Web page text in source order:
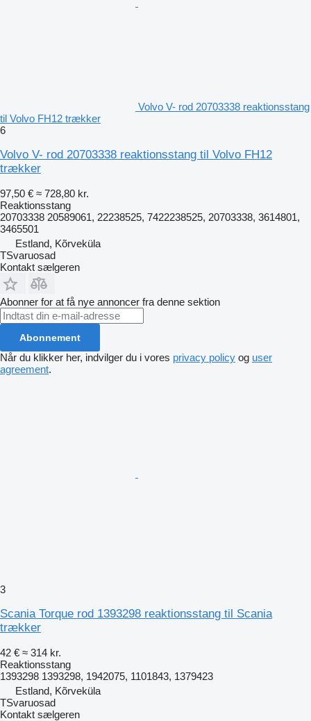
Volvo V- rod 20703338 reaktionsstang
til Volvo FH12 trækker
6
Volvo V- rod 20703338 reaktionsstang til Volvo FH12
trækker
97,50 € ≈ 728,80 kr.
Reaktionsstang
20703338 20589061, 22238525, 7422238525, 20703338, 3614801,
3465501
Estland, Kõrveküla
TSvaruosad
Kontakt sælgeren
Abonner for at få nye annoncer fra denne sektion
Abonnement
Når du klikker her, indvilger du i vores privacy policy og user
agreement.
3
Scania Torque rod 1393298 reaktionsstang til Scania
trækker
42 € ≈ 314 kr.
Reaktionsstang
1393298 1393298, 1942075, 1101843, 1379423
Estland, Kõrveküla
TSvaruosad
Kontakt sælgeren